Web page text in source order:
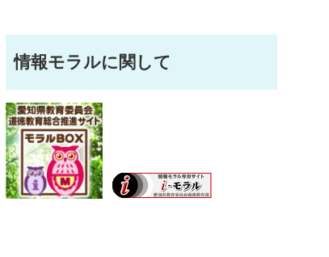
情報モラルに関して